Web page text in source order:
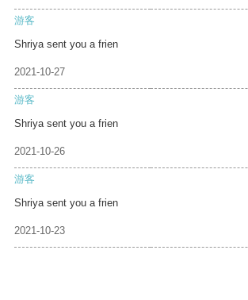
游客
Shriya sent you a frien
2021-10-27
游客
Shriya sent you a frien
2021-10-26
游客
Shriya sent you a frien
2021-10-23